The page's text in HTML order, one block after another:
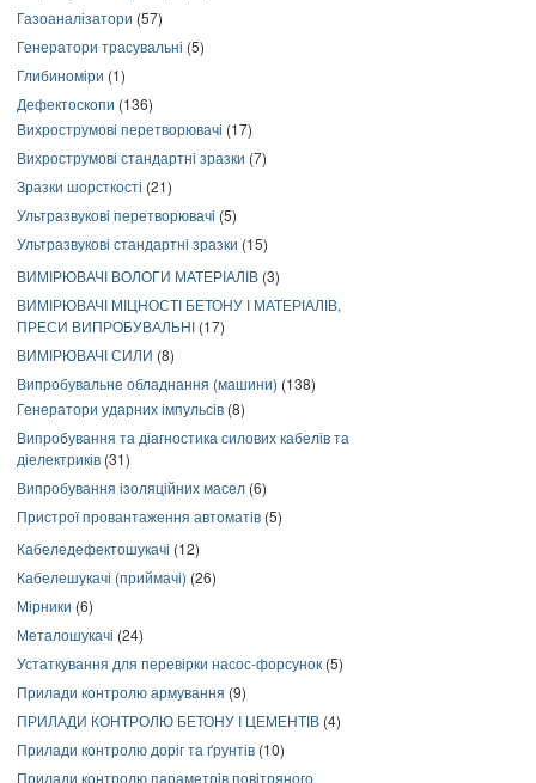
Газоаналізатори (57)
Генератори трасувальні (5)
Глибиноміри (1)
Дефектоскопи (136)
Вихрострумові перетворювачі (17)
Вихрострумові стандартні зразки (7)
Зразки шорсткості (21)
Ультразвукові перетворювачі (5)
Ультразвукові стандартні зразки (15)
ВИМІРЮВАЧІ ВОЛОГИ МАТЕРІАЛІВ (3)
ВИМІРЮВАЧІ МІЦНОСТІ БЕТОНУ І МАТЕРІАЛІВ,
ПРЕСИ ВИПРОБУВАЛЬНІ (17)
ВИМІРЮВАЧІ СИЛИ (8)
Випробувальне обладнання (машини) (138)
Генератори ударних імпульсів (8)
Випробування та діагностика силових кабелів та
діелектриків (31)
Випробування ізоляційних масел (6)
Пристрої провантаження автоматів (5)
Кабеледефектошукачі (12)
Кабелешукачі (приймачі) (26)
Мірники (6)
Металошукачі (24)
Устаткування для перевірки насос-форсунок (5)
Прилади контролю армування (9)
ПРИЛАДИ КОНТРОЛЮ БЕТОНУ І ЦЕМЕНТІВ (4)
Прилади контролю доріг та ґрунтів (10)
Прилади контролю параметрів повітряного